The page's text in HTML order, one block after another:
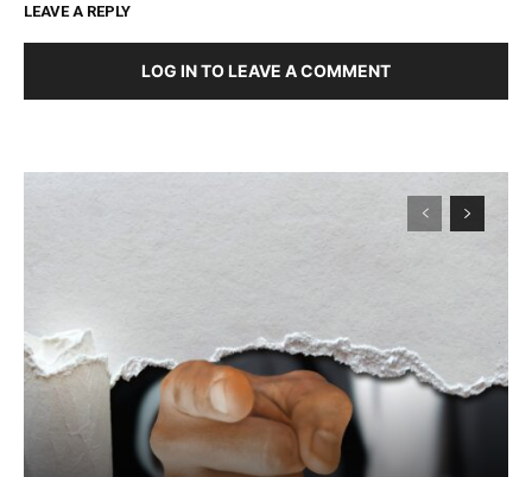
LEAVE A REPLY
LOG IN TO LEAVE A COMMENT